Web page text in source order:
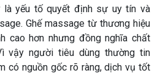
là yếu tố quyết định sự uy tín và
Ghế massage từ thương hiệu
cao hơn nhưng đồng nghĩa chất
vậy người tiêu dùng thường tin
có nguồn gốc rõ ràng, dịch vụ tốt